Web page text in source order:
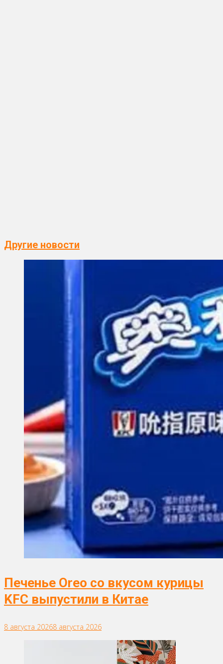
Другие новости
Печенье Oreo со вкусом курицы
KFC выпустили в Китае
8 августа 20268 августа 2026